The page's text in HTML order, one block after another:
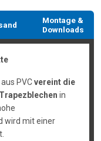
Montage &
Downloads
PVCvereint die
in
wird mit einer